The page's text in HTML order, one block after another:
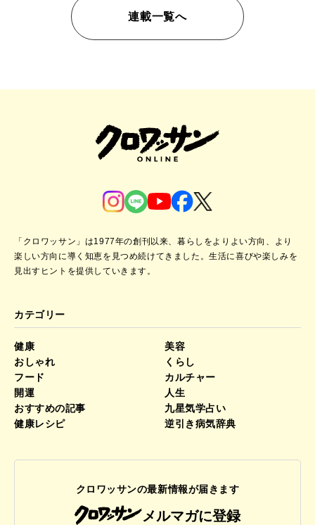
連載一覧へ
「クロワッサン」は1977年の創刊以来、暮らしをよりよい方向、より
楽しい方向に導く知恵を見つめ続けてきました。生活に喜びや楽しみを
見出すヒントを提供していきます。
カテゴリー
健康
美容
おしゃれ
くらし
フード
カルチャー
開運
人生
おすすめの記事
九星気学占い
健康レシピ
逆引き病気辞典
クロワッサンの最新情報が届きます
メルマガに登録